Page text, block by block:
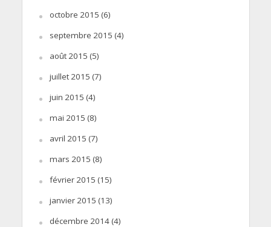
octobre 2015 (6)
septembre 2015 (4)
août 2015 (5)
juillet 2015 (7)
juin 2015 (4)
mai 2015 (8)
avril 2015 (7)
mars 2015 (8)
février 2015 (15)
janvier 2015 (13)
décembre 2014(4)